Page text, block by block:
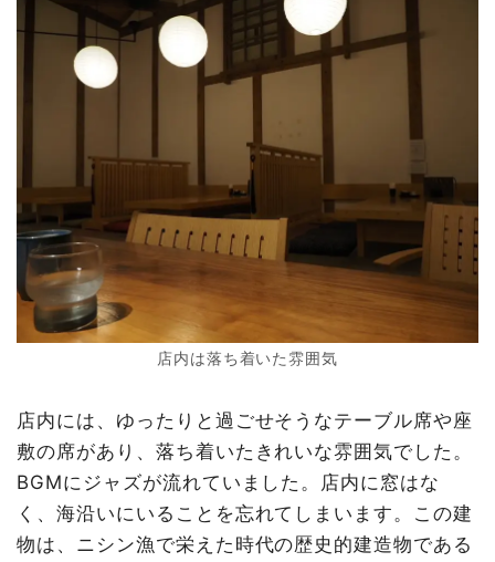
店内は落ち着いた雰囲気
店内には、ゆったりと過ごせそうなテーブル席や座
敷の席があり、落ち着いたきれいな雰囲気でした。
BGMにジャズが流れていました。店内に窓はな
く、海沿いにいることを忘れてしまいます。この建
物は、ニシン漁で栄えた時代の歴史的建造物である